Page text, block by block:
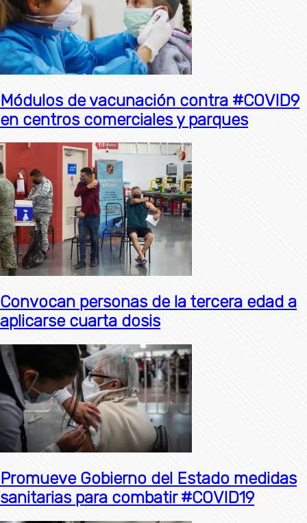
Módulos de vacunación contra #COVID9
en centros comerciales y parques
Convocan personas de la tercera edad a
aplicarse cuarta dosis
Promueve Gobierno del Estado medidas
sanitarias para combatir #COVID19